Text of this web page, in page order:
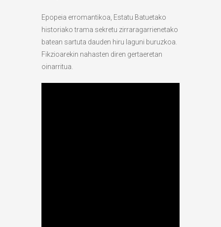
Epopeia erromantikoa, Estatu Batuetako
historiako trama sekretu zirraragarrienetako
batean sartuta dauden hiru laguni buruzkoa.
Fikzioarekin nahasten diren gertaeretan
oinarritua.